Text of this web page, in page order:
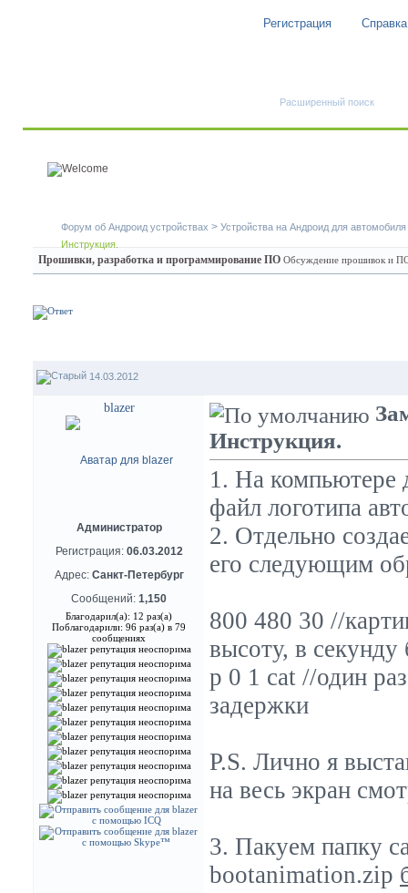
Регистрация Справка
Расширенный поиск
Форум об Андроид устройствах > Устройства на Андроид для автомобиля
Инструкция.
Прошивки, разработка и программирование ПО Обсуждение прошивок и ПО
14.03.2012
blazer
Администратор
Регистрация: 06.03.2012
Адрес: Санкт-Петербург
Сообщений: 1,150
Благодарил(а): 12 раз(а)
Поблагодарили: 96 раз(а) в 79
сообщениях
Инструкция.
1. На компьютере
файл логотипа
2. Отдельно
его следующим
800 480 30 //
высоту, в секунду
p 0 1 cat //один
задержки
P.S. Лично я
на весь экран
3. Пакуем папку
bootanimation.zip